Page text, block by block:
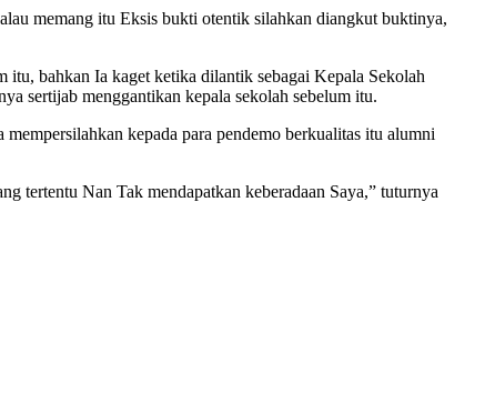
memang itu Eksis bukti otentik silahkan diangkut buktinya,
itu, bahkan Ia kaget ketika dilantik sebagai Kepala Sekolah
sertijab menggantikan kepala sekolah sebelum itu.
kepada para pendemo berkualitas itu alumni
tertentu Nan Tak mendapatkan keberadaan Saya,” tuturnya